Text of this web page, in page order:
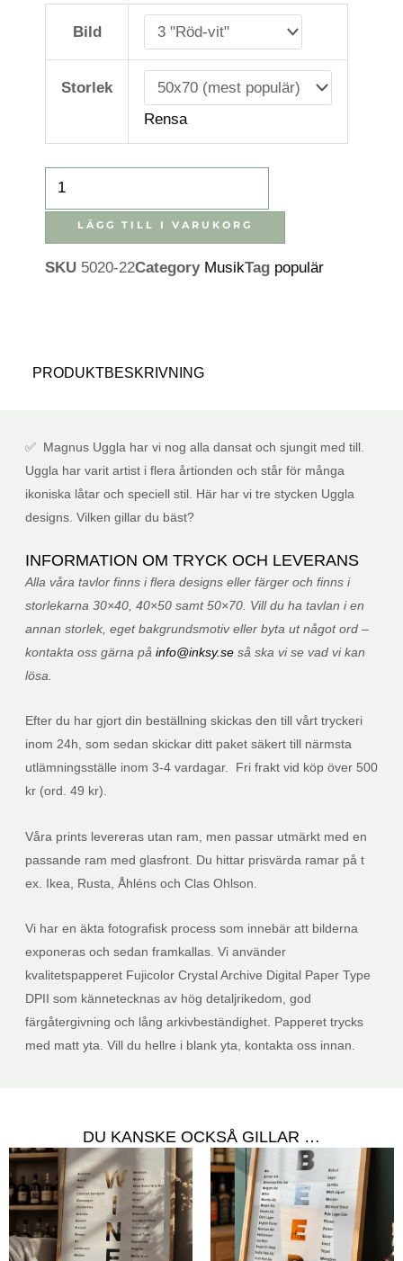
Bild
Storlek
Rensa
Uggla
LÄGG TILL I VARUKORG
SKU 5020-22Category MusikTag populär
PRODUKTBESKRIVNING
✅ Magnus Uggla har vi nog alla dansat och sjungit med till.
Uggla har varit artist i flera årtionden och står för många
ikoniska låtar och speciell stil. Här har vi tre stycken Uggla
designs. Vilken gillar du bäst?
INFORMATION OM TRYCK OCH LEVERANS
Alla våra tavlor finns i flera designs eller färger och finns i
storlekarna 30×40, 40×50 samt 50×70. Vill du ha tavlan i en
annan storlek, eget bakgrundsmotiv eller byta ut något ord –
kontakta oss gärna på info@inksy.se så ska vi se vad vi kan
lösa.
Efter du har gjort din beställning skickas den till vårt tryckeri
inom 24h, som sedan skickar ditt paket säkert till närmsta
utlämningsställe inom 3-4 vardagar. Fri frakt vid köp över 500
kr (ord. 49 kr).
Våra prints levereras utan ram, men passar utmärkt med en
passande ram med glasfront. Du hittar prisvärda ramar på t
ex. Ikea, Rusta, Åhléns och Clas Ohlson.
Vi har en äkta fotografisk process som innebär att bilderna
exponeras och sedan framkallas. Vi använder
kvalitetspapperet Fujicolor Crystal Archive Digital Paper Type
DPII som kännetecknas av hög detaljrikedom, god
färgåtergivning och lång arkivbeständighet. Papperet trycks
med matt yta. Vill du hellre i blank yta, kontakta oss innan.
DU KANSKE OCKSÅ GILLAR …
399,00kr
249,00kr
399,00kr